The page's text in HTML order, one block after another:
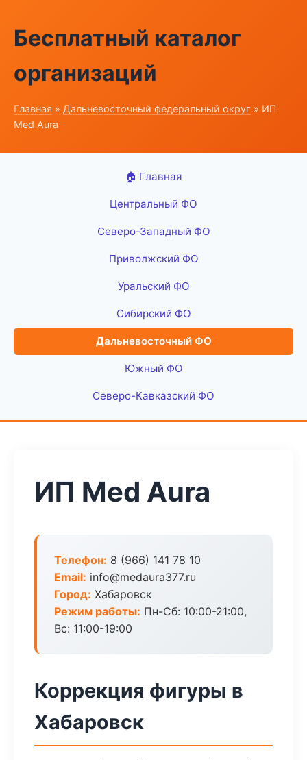
Бесплатный каталог
организаций
Главная » Дальневосточный федеральный округ » ИП
Med Aura
🏠 Главная
Центральный ФО
Северо-Западный ФО
Приволжский ФО
Уральский ФО
Сибирский ФО
Дальневосточный ФО
Южный ФО
Северо-Кавказский ФО
ИП Med Aura
Телефон: 8 (966) 141 78 10
Email: info@medaura377.ru
Город: Хабаровск
Режим работы: Пн-Сб: 10:00-21:00,
Вс: 11:00-19:00
Коррекция фигуры в
Хабаровск